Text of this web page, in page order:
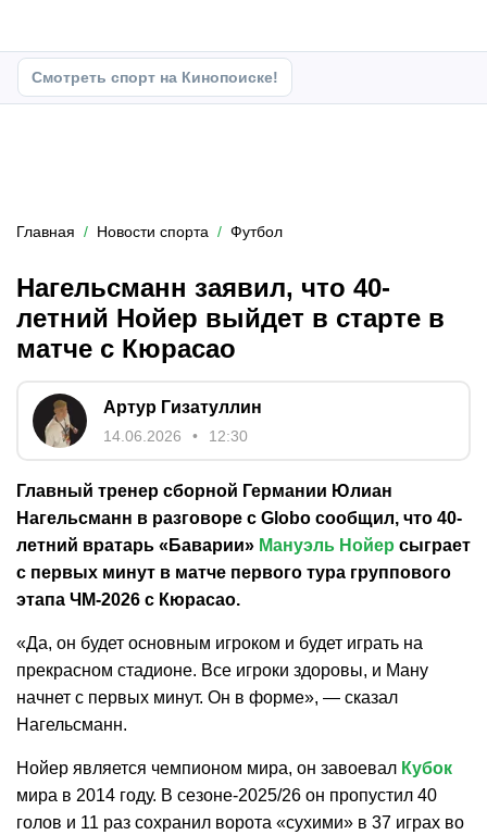
Смотреть спорт на Кинопоиске!
Главная Новости спорта Футбол
Нагельсманн заявил, что 40-
летний Нойер выйдет в старте в
матче с Кюрасао
Артур Гизатуллин
14.06.2026 12:30
Главный тренер сборной Германии Юлиан
Нагельсманн в разговоре с Globo сообщил, что 40-
летний вратарь «Баварии» Мануэль Нойер сыграет
с первых минут в матче первого тура группового
этапа ЧМ-2026 с Кюрасао.
«Да, он будет основным игроком и будет играть на
прекрасном стадионе. Все игроки здоровы, и Ману
начнет с первых минут. Он в форме», — сказал
Нагельсманн.
Нойер является чемпионом мира, он завоевал Кубок
мира в 2014 году. В сезоне-2025/26 он пропустил 40
голов и 11 раз сохранил ворота «сухими» в 37 играх во